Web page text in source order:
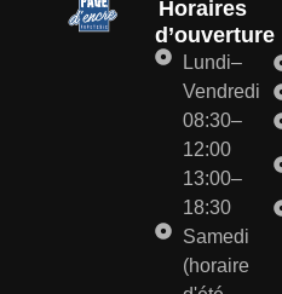
Horaires
d’ouverture
Lundi–
Vendredi
08:30–
12:00
13:00–
18:30
Samedi
(horaire